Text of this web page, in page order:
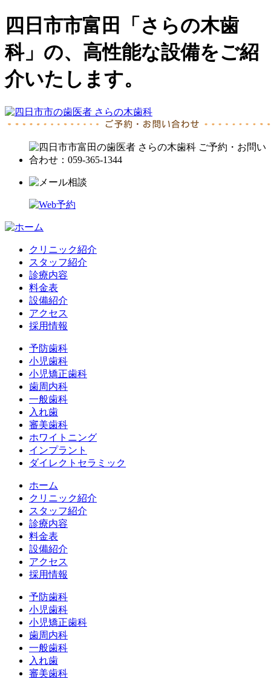
四日市市富田「さらの木歯
科」の、高性能な設備をご紹
介いたします。
クリニック紹介
スタッフ紹介
診療内容
料金表
設備紹介
アクセス
採用情報
予防歯科
小児歯科
小児矯正歯科
歯周内科
一般歯科
入れ歯
審美歯科
ホワイトニング
インプラント
ダイレクトセラミック
ホーム
クリニック紹介
スタッフ紹介
診療内容
料金表
設備紹介
アクセス
採用情報
予防歯科
小児歯科
小児矯正歯科
歯周内科
一般歯科
入れ歯
審美歯科